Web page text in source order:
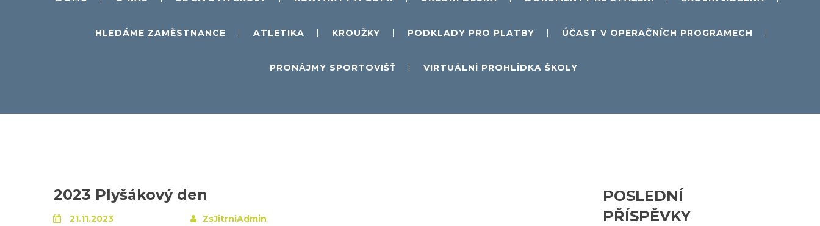
HLEDÁME ZAMĚSTNANCE ATLETIKA KROUŽKY PODKLADY PRO PLATBY ÚČAST V OPERAČNÍCH PROGRAMECH
PRONÁJMY SPORTOVIŠŤ VIRTUÁLNÍ PROHLÍDKA ŠKOLY
2023 Plyšákový den
21.11.2023 ZsJitrniAdmin
POSLEDNÍ
PŘÍSPĚVKY